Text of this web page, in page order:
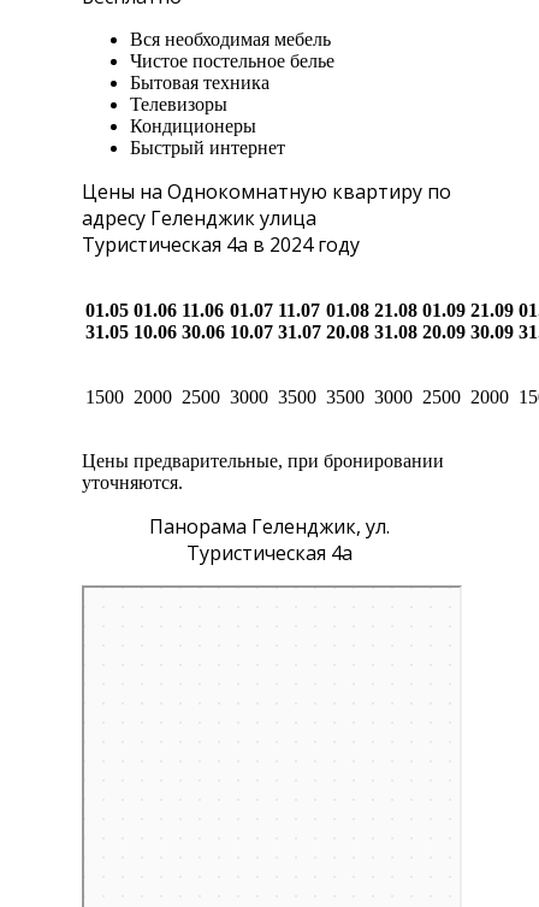
Вся необходимая мебель
Чистое постельное белье
Бытовая техника
Телевизоры
Кондиционеры
Быстрый интернет
Цены на Однокомнатную квартиру по
адресу Геленджик улица
Туристическая 4а в 2024 году
01.05
31.05
01.06
10.06
11.06
30.06
01.07
10.07
11.07
31.07
01.08
20.08
21.08
31.08
01.09
20.09
21.09
30.09
1500 2000 2500 3000 3500 3500 3000 2500 2000
Цены предварительные, при бронировании
уточняются.
Панорама Геленджик, ул.
Туристическая 4а